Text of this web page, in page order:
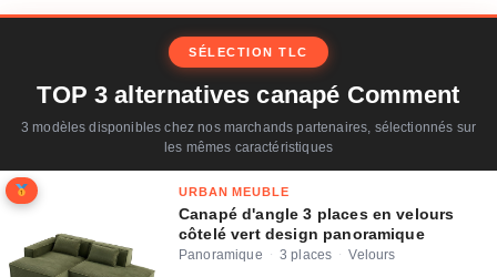
SÉLECTION TLC
TOP 3 alternatives canapé Comment
3 modèles disponibles chez nos marchands partenaires, sélectionnés sur
les mêmes caractéristiques
URBAN MEUBLE
Canapé d'angle 3 places en velours
côtelé vert design panoramique
Panoramique · 3 places · Velours